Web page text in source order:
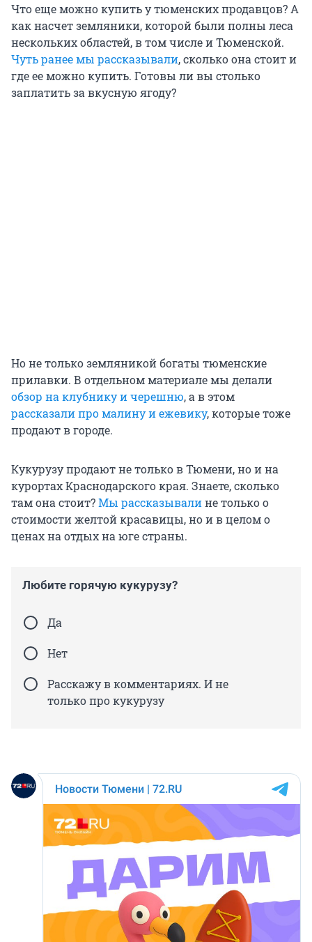
Что еще можно купить у тюменских продавцов? А
как насчет земляники, которой были полны леса
нескольких областей, в том числе и Тюменской.
Чуть ранее мы рассказывали, сколько она стоит и
где ее можно купить. Готовы ли вы столько
заплатить за вкусную ягоду?
Но не только земляникой богаты тюменские
прилавки. В отдельном материале мы делали
обзор на клубнику и черешню, а в этом
рассказали про малину и ежевику, которые тоже
продают в городе.
Кукурузу продают не только в Тюмени, но и на
курортах Краснодарского края. Знаете, сколько
там она стоит?Мы рассказывалине только о
стоимости желтой красавицы, но и в целом о
ценах на отдых на юге страны.
Любите горячую кукурузу?
Да
Нет
Расскажу в комментариях. И не
только про кукурузу